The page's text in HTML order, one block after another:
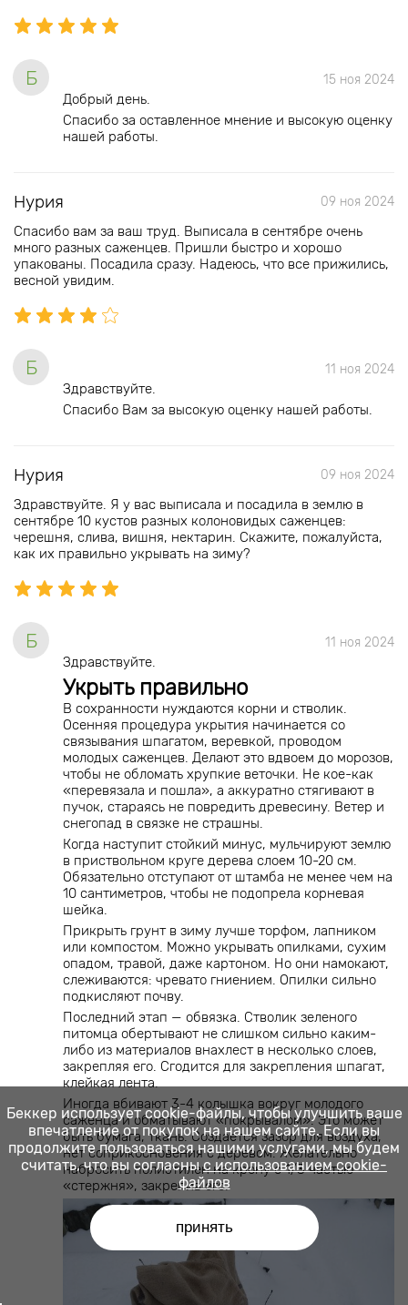
Б 15 ноя 2024
Добрый день.
Спасибо за оставленное мнение и высокую оценку
нашей работы.
Нурия 09 ноя 2024
Спасибо вам за ваш труд. Выписала в сентябре очень
много разных саженцев. Пришли быстро и хорошо
упакованы. Посадила сразу. Надеюсь, что все прижились,
весной увидим.
Б 11 ноя 2024
Здравствуйте.
Спасибо Вам за высокую оценку нашей работы.
Нурия 09 ноя 2024
Здравствуйте. Я у вас выписала и посадила в землю в
сентябре 10 кустов разных колоновидых саженцев:
черешня, слива, вишня, нектарин. Скажите, пожалуйста,
как их правильно укрывать на зиму?
Б 11 ноя 2024
Здравствуйте.
Укрыть правильно
В сохранности нуждаются корни и стволик.
Осенняя процедура укрытия начинается со
связывания шпагатом, веревкой, проводом
молодых саженцев. Делают это вдвоем до морозов,
чтобы не обломать хрупкие веточки. Не кое-как
«перевязала и пошла», а аккуратно стягивают в
пучок, стараясь не повредить древесину. Ветер и
снегопад в связке не страшны.
Когда наступит стойкий минус, мульчируют землю
в приствольном круге дерева слоем 10-20 см.
Обязательно отступают от штамба не менее чем на
10 сантиметров, чтобы не подопрела корневая
шейка.
Прикрыть грунт в зиму лучше торфом, лапником
или компостом. Можно укрывать опилками, сухим
опадом, травой, даже картоном. Но они намокают,
слеживаются: чревато гниением. Опилки сильно
подкисляют почву.
Последний этап — обвязка. Стволик зеленого
питомца обертывают не слишком сильно каким-
либо из материалов внахлест в несколько слоев,
закрепляя его. Сгодится для закрепления шпагат,
клейкая лента.
Иногда вбивают 3-4 колышка вокруг молодого
саженца и обматывают «покрывалом». Это может
быть бумага, ткань. Создается зазор для воздуха,
нет соприкосновения с деревом. Желательно
набросить полиэтилен на крону с 1/3 частью
«стержня», закрепив его.
Беккер использует cookie-файлы, чтобы улучшить ваше
впечатление от покупок на нашем сайте. Если вы
продолжите пользоваться нашими услугами, мы будем
считать, что вы согласны с использованием cookie-
файлов
принять